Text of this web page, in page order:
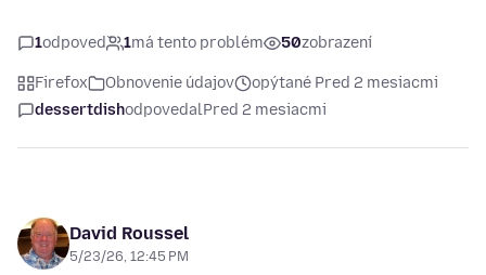
1odpoveď 1má tento problém 50zobrazení
Firefox Obnovenie údajov
opýtané Pred 2 mesiacmi
dessertdishodpovedalPred 2 mesiacmi
David Roussel
5/23/26, 12:45 PM